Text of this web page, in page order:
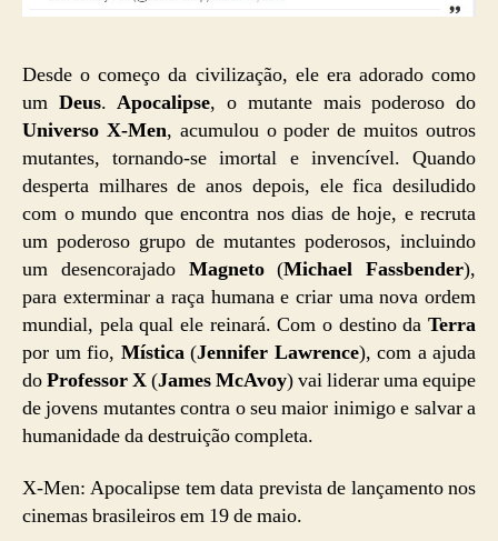
Desde o começo da civilização, ele era adorado como
um Deus.Apocalipse, o mutante mais poderoso do
Universo X-Men, acumulou o poder de muitos outros
mutantes, tornando-se imortal e invencível. Quando
desperta milhares de anos depois, ele fica desiludido
com o mundo que encontra nos dias de hoje, e recruta
um poderoso grupo de mutantes poderosos, incluindo
um desencorajado Magneto(Michael Fassbender),
para exterminar a raça humana e criar uma nova ordem
mundial, pela qual ele reinará. Com o destino da Terra
por um fio, Mística(Jennifer Lawrence), com a ajuda
doProfessor X(James McAvoy) vai liderar uma equipe
de jovens mutantes contra o seu maior inimigo e salvar a
humanidade da destruição completa.
X-Men: Apocalipse tem data prevista de lançamento nos
cinemas brasileiros em 19 de maio.